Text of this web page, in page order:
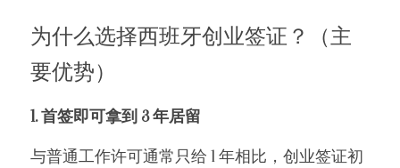
为什么选择西班牙创业签证？（主
要优势）
1. 首签即可拿到 3 年居留
与普通工作许可通常只给 1 年相比，创业签证初